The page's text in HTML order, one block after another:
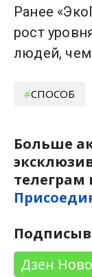
Ранее
рост
людей,
СПОСОБ
Больше
телеграм
Дзен